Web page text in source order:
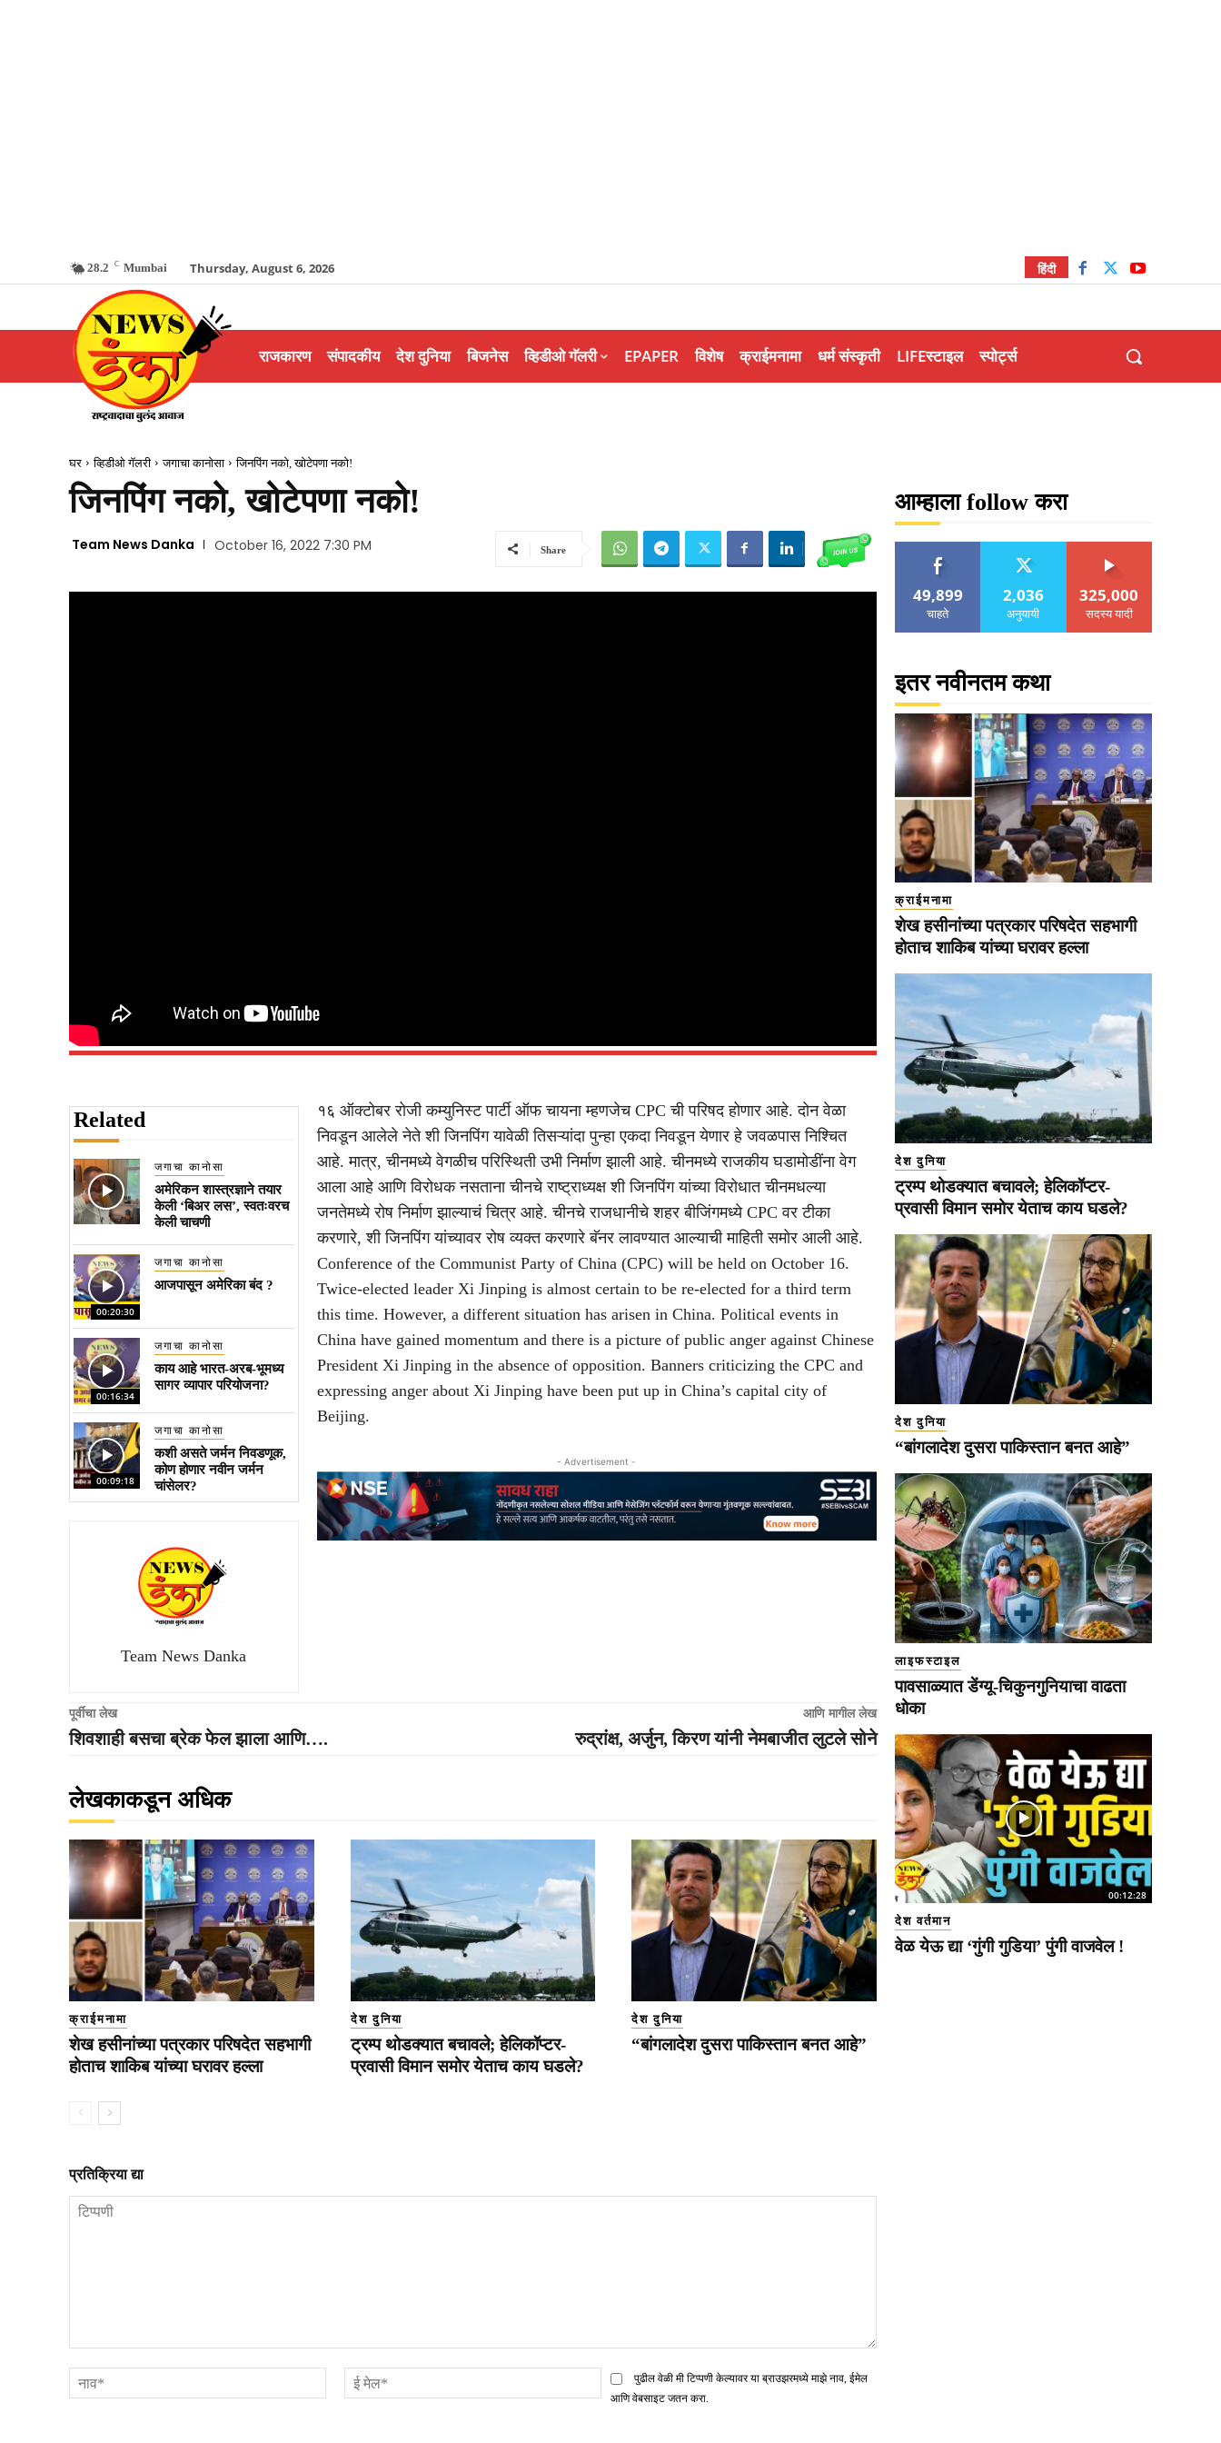
28.2 C Mumbai Thursday, August 6, 2026 हिंदी
राजकारण संपादकीय देश दुनिया बिजनेस व्हिडीओ गॅलरी EPAPER विशेष क्राईमनामा धर्म संस्कृती LIFEस्टाइल स्पोर्ट्स
घर व्हिडीओ गॅलरी जगाचा कानोसा जिनपिंग नको, खोटेपणा नको!
जिनपिंग नको, खोटेपणा नको!
Team News Danka October 16, 2022 7:30 PM Share
Related
जगाचा कानोसा
अमेरिकन शास्त्रज्ञाने तयार
केली ‘बिअर लस’, स्वतःवरच
केली चाचणी
00:20:30
जगाचा कानोसा
आजपासून अमेरिका बंद ?
00:16:34
जगाचा कानोसा
काय आहे भारत-अरब-भूमध्य
सागर व्यापार परियोजना?
00:09:18
जगाचा कानोसा
कशी असते जर्मन निवडणूक,
कोण होणार नवीन जर्मन
चांसेलर?
Team News Danka
१६ ऑक्टोबर रोजी कम्युनिस्ट पार्टी ऑफ चायना म्हणजेच CPC ची परिषद होणार आहे. दोन वेळा
निवडून आलेले नेते शी जिनपिंग यावेळी तिसऱ्यांदा पुन्हा एकदा निवडून येणार हे जवळपास निश्चित
आहे. मात्र, चीनमध्ये वेगळीच परिस्थिती उभी निर्माण झाली आहे. चीनमध्ये राजकीय घडामोडींना वेग
आला आहे आणि विरोधक नसताना चीनचे राष्ट्राध्यक्ष शी जिनपिंग यांच्या विरोधात चीनमधल्या
जनतेमध्ये रोष निर्माण झाल्याचं चित्र आहे. चीनचे राजधानीचे शहर बीजिंगमध्ये CPC वर टीका
करणारे, शी जिनपिंग यांच्यावर रोष व्यक्त करणारे बॅनर लावण्यात आल्याची माहिती समोर आली आहे.
Conference of the Communist Party of China (CPC) will be held on October 16.
Twice-elected leader Xi Jinping is almost certain to be re-elected for a third term
this time. However, a different situation has arisen in China. Political events in
China have gained momentum and there is a picture of public anger against Chinese
President Xi Jinping in the absence of opposition. Banners criticizing the CPC and
expressing anger about Xi Jinping have been put up in China’s capital city of
Beijing.
- Advertisement -
पूर्वीचा लेख
शिवशाही बसचा ब्रेक फेल झाला आणि….
आणि मागील लेख
रुद्रांक्ष, अर्जुन, किरण यांनी नेमबाजीत लुटले सोने
लेखकाकडून अधिक
क्राईमनामा
शेख हसीनांच्या पत्रकार परिषदेत सहभागी
होताच शाकिब यांच्या घरावर हल्ला
देश दुनिया
ट्रम्प थोडक्यात बचावले; हेलिकॉप्टर-
प्रवासी विमान समोर येताच काय घडले?
देश दुनिया
“बांगलादेश दुसरा पाकिस्तान बनत आहे”
प्रतिक्रिया द्या
नाव*
मेल*
पुढील वेळी मी टिप्पणी केल्यावर या ब्राउझरमध्ये माझे नाव, ईमेल
आणि वेबसाइट जतन करा.
आम्हाला follow करा
49,899
चाहते
2,036
अनुयायी
325,000
सदस्य यादी
इतर नवीनतम कथा
क्राईमनामा
शेख हसीनांच्या पत्रकार परिषदेत सहभागी
होताच शाकिब यांच्या घरावर हल्ला
देश दुनिया
ट्रम्प थोडक्यात बचावले; हेलिकॉप्टर-
प्रवासी विमान समोर येताच काय घडले?
देश दुनिया
“बांगलादेश दुसरा पाकिस्तान बनत आहे”
लाइफस्टाइल
पावसाळ्यात डेंग्यू-चिकुनगुनियाचा वाढता
धोका
00:12:28
देश वर्तमान
वेळ येऊ द्या ‘गुंगी गुडिया’ पुंगी वाजवेल !